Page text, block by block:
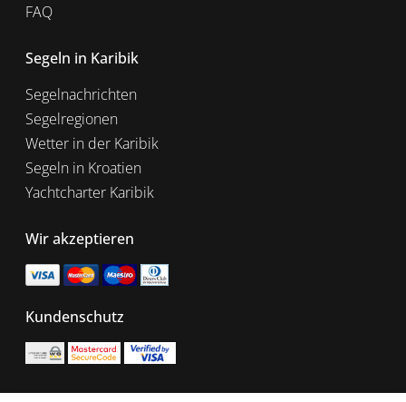
FAQ
Segeln in Karibik
Segelnachrichten
Segelregionen
Wetter in der Karibik
Segeln in Kroatien
Yachtcharter Karibik
Wir akzeptieren
Kundenschutz